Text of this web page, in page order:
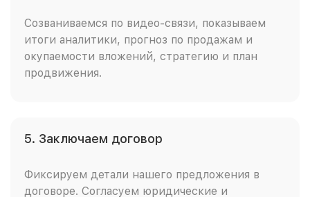
Созваниваемся по видео-связи, показываем
итоги аналитики, прогноз по продажам и
окупаемости вложений, стратегию и план
продвижения.
5. Заключаем договор
Фиксируем детали нашего предложения в
договоре. Согласуем юридические и